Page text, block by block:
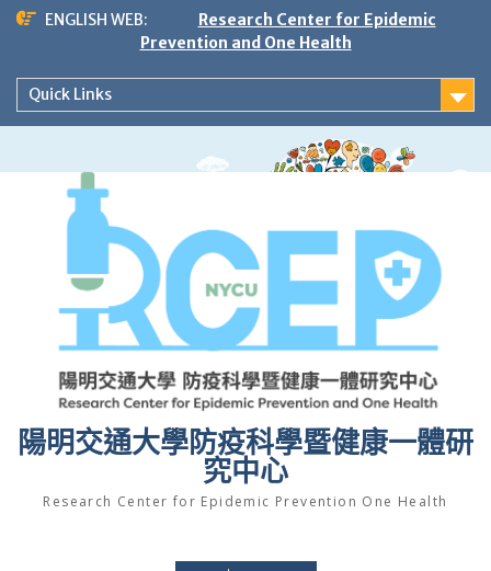
Skip
ENGLISH WEB:
Research Center for Epidemic
Prevention and One Health
Quick Links
陽明交通大學防疫科學暨健康一體研
究中心
Research Center for Epidemic Prevention One Health